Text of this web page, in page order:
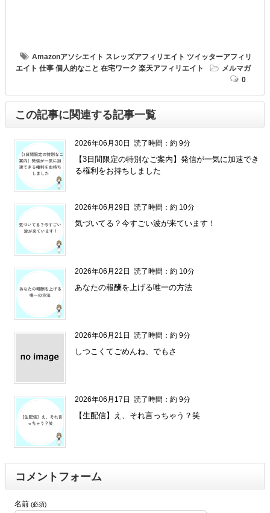
Amazonアソシエイト スレッズアフィリエイト ツイッターアフィリ
エイト 仕事 個人的なこと 在宅ワーク 楽天アフィリエイト
メルマガ
0
この記事に関連する記事一覧
2026年06月30日 読了時間：約 9分
【3日間限定の特別なご案内】発信が一気に加速でき
る権利をお持ちしました
2026年06月29日 読了時間：約 10分
気づいてる？今すごい波が来ています！
2026年06月22日 読了時間：約 10分
あなたの報酬を上げる唯一の方法
2026年06月21日 読了時間：約 9分
しつこくてごめんね、でもさ
2026年06月17日 読了時間：約 9分
【生配信】え、それ言っちゃう？笑
コメントフォーム
名前 (必須)